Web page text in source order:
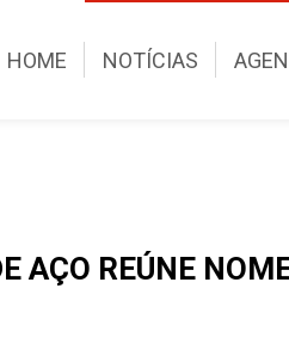
HOME NOTÍCIAS
AÇO REÚNE